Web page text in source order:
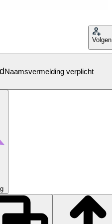
Volgen
Naamsvermelding verplicht